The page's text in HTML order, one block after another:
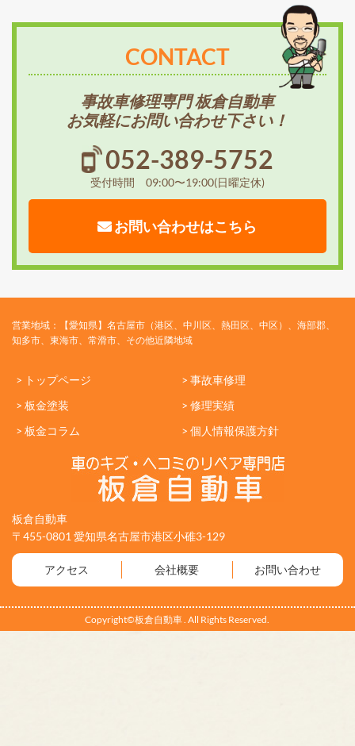
CONTACT
事故車修理専門 板倉自動車
お気軽にお問い合わせ下さい！
052-389-5752
受付時間 09:00〜19:00(日曜定休)
お問い合わせはこちら
営業地域：【愛知県】名古屋市（港区、中川区、熱田区、中区）、海部郡、
知多市、東海市、常滑市、その他近隣地域
> トップページ
> 事故車修理
> 板金塗装
> 修理実績
> 板金コラム
> 個人情報保護方針
板倉自動車
〒455-0801 愛知県名古屋市港区小碓3-129
アクセス 会社概要 お問い合わせ
Copyright©板倉自動車 . All Rights Reserved.